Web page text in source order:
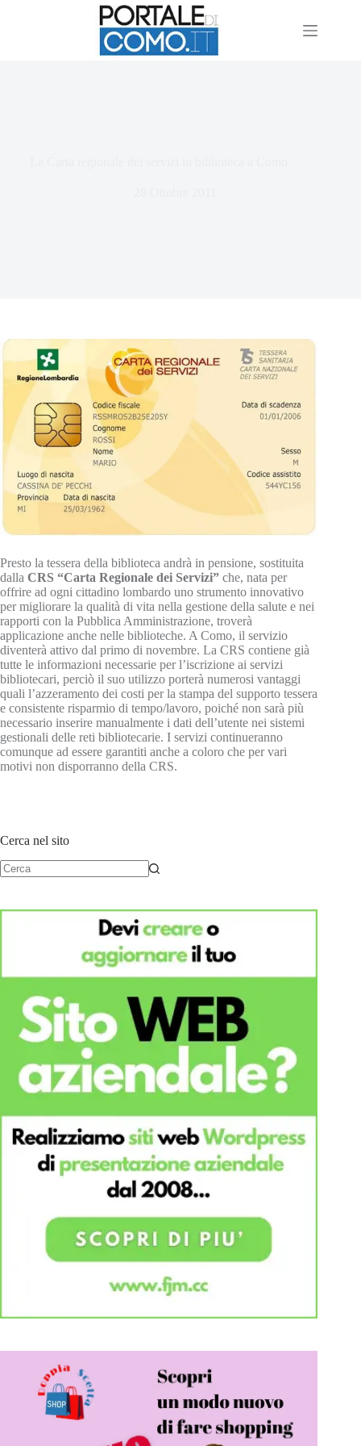
Presto la tessera della biblioteca andrà in pensione, sostituita
dalla CRS “Carta Regionale dei Servizi” che, nata per
offrire ad ogni cittadino lombardo uno strumento innovativo
per migliorare la qualità di vita nella gestione della salute e nei
rapporti con la Pubblica Amministrazione, troverà
applicazione anche nelle biblioteche. A Como, il servizio
diventerà attivo dal primo di novembre. La CRS contiene già
tutte le informazioni necessarie per l’iscrizione ai servizi
bibliotecari, perciò il suo utilizzo porterà numerosi vantaggi
quali l’azzeramento dei costi per la stampa del supporto tessera
e consistente risparmio di tempo/lavoro, poiché non sarà più
necessario inserire manualmente i dati dell’utente nei sistemi
gestionali delle reti bibliotecarie. I servizi continueranno
comunque ad essere garantiti anche a coloro che per vari
motivi non disporranno della CRS.
Cerca nel sito